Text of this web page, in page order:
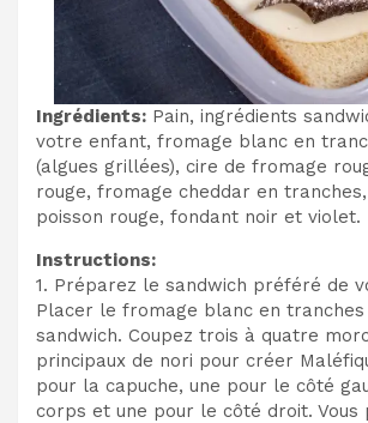
Ingrédients: Pain, ingrédients
votre enfant, fromage blanc en
(algues grillées), cire de fromage
rouge, fromage cheddar en
poisson rouge, fondant noir et violet.
Instructions:
1. Préparez le sandwich préféré de
Placer le fromage blanc en
sandwich. Coupez trois à quatre
principaux de nori pour créer
pour la capuche, une pour le côté
corps et une pour le côté droit. Vous